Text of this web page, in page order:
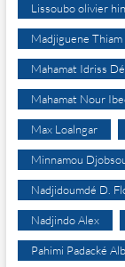
Lissoubo olivier
Madjiguene Thiam
Mahamat Idriss
Mahamat Nour
Max Loalngar
Minnamou
Nadjidoumdé D.
Nadjindo Alex
Pahimi Padacké